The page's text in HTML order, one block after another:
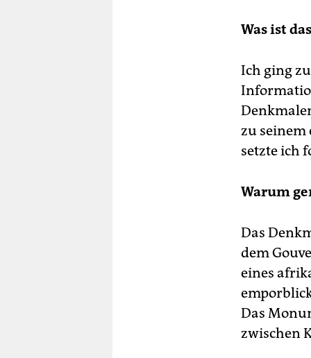
Was ist
Ich ging
zu seinem
setzte ich
Warum
Das
dem
eines
Das
zwischen